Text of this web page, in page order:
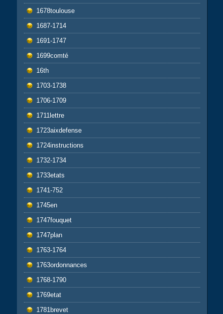
1678toulouse
1687-1714
1691-1747
1699comté
16th
1703-1738
1706-1709
1711lettre
1723aixdefense
1724instructions
1732-1734
1733etats
1741-752
1745en
1747fouquet
1747plan
1763-1764
1763ordonnances
1768-1790
1769etat
1781brevet